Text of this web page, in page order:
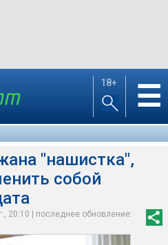
18+ ☰
"нашистка",
собой
20:10 | последнее обновление: